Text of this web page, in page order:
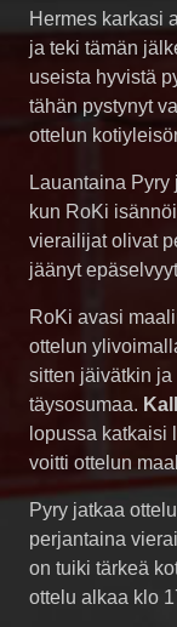
Hermes karkasi
ja teki tämän
useista hyvistä
tähän pystynyt
ottelun
Lauantaina
kun RoKi
vierailijat olivat
jäänyt
RoKi avasi
ottelun
sitten jäivätkin
täysosumaa.
lopussa katkaisi
voitti ottelun
Pyry jatkaa
perjantaina
on tuiki tärkeä
ottelu alkaa klo